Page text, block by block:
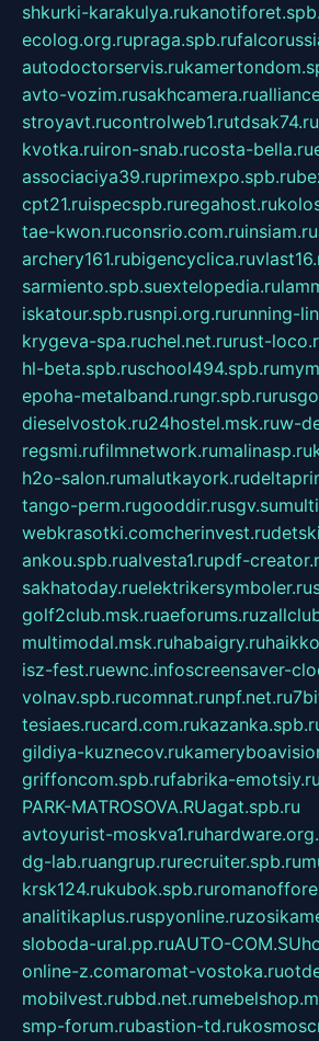
shkurki-karakulya.ru
ecolog.org.rupraga.spb.ru
autodoctorservis.ru
avto-vozim.rusakhcamera.ru
stroyavt.rucontrolweb1.rutdsak74.ru
kvotka.ruiron-snab.rucosta-bella.ru
associaciya39.ruprimexpo.spb.ru
cpt21.ruispecspb.ruregahost.ru
tae-kwon.ruconsrio.com.ruinsiam.ru
archery161.rubigencyclica.ru
sarmiento.spb.suextelopedia.ru
iskatour.spb.rusnpi.org.rurunning-
krygeva-spa.ruchel.net.rurust-
hl-beta.spb.ruschool494.spb.ru
epoha-metalband.rungr.spb.ru
dieselvostok.ru24hostel.msk.ruw-
regsmi.rufilmnetwork.rumalinasp.ru
h2o-salon.rumalutkayork.ru
tango-perm.rugooddir.rusgv.su
webkrasotki.comcherinvest.ru
ankou.spb.rualvesta1.rupdf-
sakhatoday.ruelektrikersymboler.ru
golf2club.msk.ruaeforums.ru
multimodal.msk.ruhabaigry.ru
isz-fest.ruewnc.infoscreensaver-
volnav.spb.rucomnat.runpf.net.ru
tesiaes.rucard.com.ru
gildiya-kuznecov.ru
griffoncom.spb.rufabrika-emotsiy.ru
PARK-MATROSOVA.RUagat.spb.ru
avtoyurist-moskva1.ru
dg-lab.ruangrup.rurecruiter.spb.ru
krsk124.rukubok.spb.ru
analitikaplus.ruspyonline.ru
sloboda-ural.pp.ruAUTO-COM.SU
online-z.comaromat-vostoka.ru
mobilvest.rubbd.net.ru
smp-forum.rubastion-td.ru